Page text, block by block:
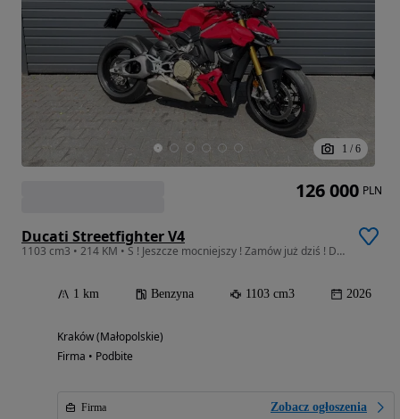
1 / 6
Ducati Streetfighter V4
1103 cm3 • 214 KM • S ! Jeszcze mocniejszy ! Zamów już dziś ! Ducati Kraków
1 km Benzyna 1103 cm3 2026
Kraków (Małopolskie)
Firma • Podbite
Firma Zobacz ogłoszenia
126 000 PLN